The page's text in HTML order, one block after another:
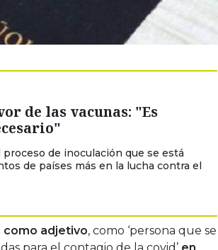
de las vacunas: "Es
de inoculación que se está
de países más en la lucha contra el
como adjetivo, como ‘persona que se
para el contagio de la covid’ en